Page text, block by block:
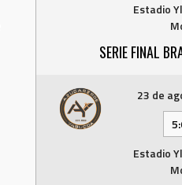
Estadio
SERIE FINAL
23 de
Estadio